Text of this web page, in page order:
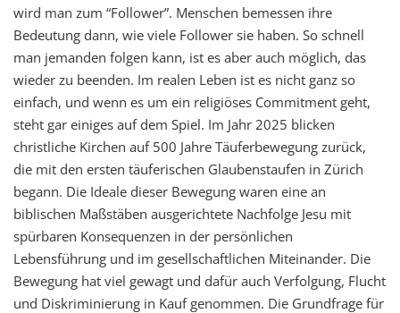
wird man zum “Follower”. Menschen bemessen ihre
Bedeutung dann, wie viele Follower sie haben. So schnell
man jemanden folgen kann, ist es aber auch möglich, das
wieder zu beenden. Im realen Leben ist es nicht ganz so
einfach, und wenn es um ein religiöses Commitment geht,
steht gar einiges auf dem Spiel. Im Jahr 2025 blicken
christliche Kirchen auf 500 Jahre Täuferbewegung zurück,
die mit den ersten täuferischen Glaubenstaufen in Zürich
begann. Die Ideale dieser Bewegung waren eine an
biblischen Maßstäben ausgerichtete Nachfolge Jesu mit
spürbaren Konsequenzen in der persönlichen
Lebensführung und im gesellschaftlichen Miteinander. Die
Bewegung hat viel gewagt und dafür auch Verfolgung, Flucht
und Diskriminierung in Kauf genommen. Die Grundfrage für